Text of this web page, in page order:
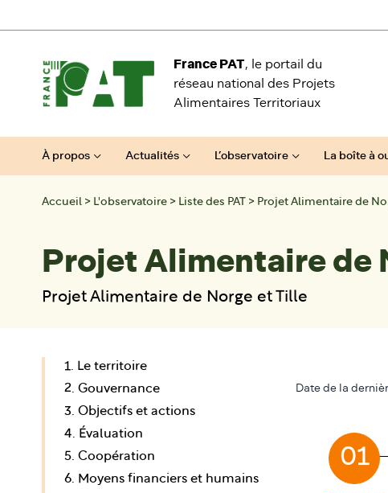
France PAT, le portail du
réseau national des Projets
Alimentaires Territoriaux
À propos Actualités L’observatoire La boîte à
Accueil > L'observatoire > Liste des PAT > Projet Alimentaire de
Projet Alimentaire de
Projet Alimentaire de Norge et Tille
1. Le territoire
2. Gouvernance
3. Objectifs et actions
4. Évaluation
5. Coopération
6. Moyens financiers et humains
Date de la
01